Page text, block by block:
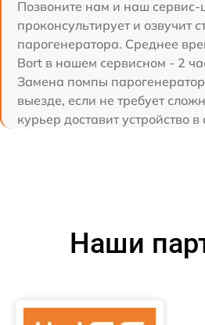
Позвоните нам и наш сервис-
проконсультирует и озвучит
парогенератора. Среднее
Bort в нашем сервисном - 2
Замена помпы
выезде, если не требует
курьер доставит устройство
Наши